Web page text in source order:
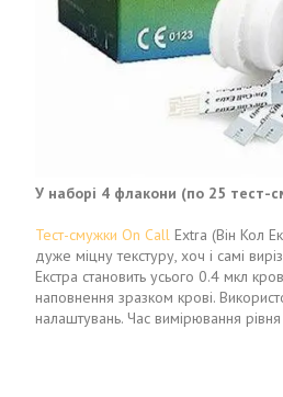
У наборі 4 флакони (по 25 тест-
Тест-смужки On Call Extra (Він Кол
дуже міцну текстуру, хоч і самі
Екстра становить усього 0.4 мкл
наповнення зразком крові.
налаштувань. Час вимірювання